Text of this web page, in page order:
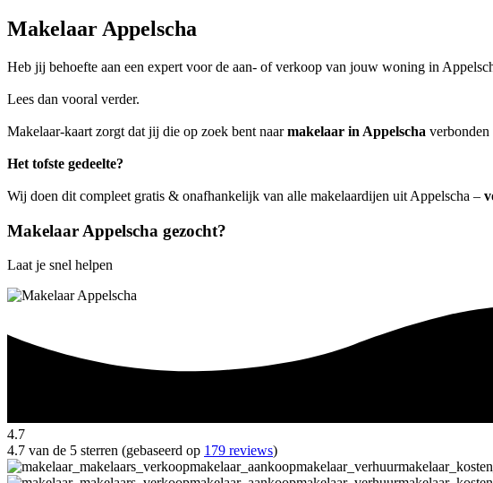
Makelaar Appelscha
Heb jij behoefte aan een expert voor de aan- of verkoop van jouw woning in
Lees dan vooral verder.
Makelaar-kaart zorgt dat jij die op zoek bent naarmakelaar in Appelscha
Het tofste gedeelte?
Wij doen dit compleet gratis & onafhankelijk van alle makelaardijen uit Appelscha –
Makelaar Appelscha gezocht?
Laat je snel helpen
4.7
4.7 van de 5 sterren (gebaseerd op 179 reviews)